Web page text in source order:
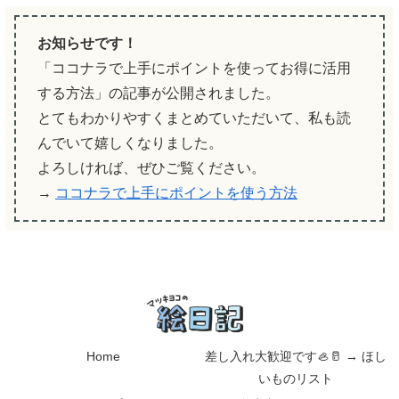
お知らせです！
「ココナラで上手にポイントを使ってお得に活用
する方法」の記事が公開されました。
とてもわかりやすくまとめていただいて、私も読
んでいて嬉しくなりました。
よろしければ、ぜひご覧ください。
→ ココナラで上手にポイントを使う方法
Home
差し入れ大歓迎です🦪🥛 → ほし
いものリスト